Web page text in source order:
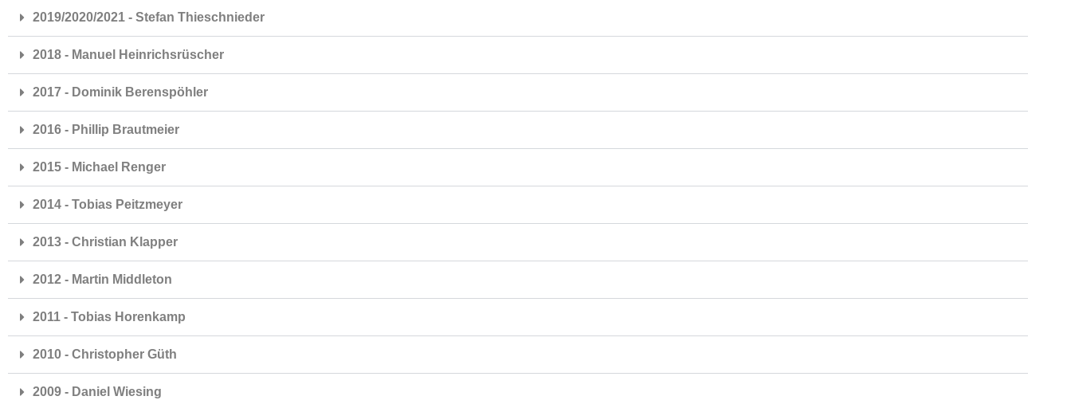
2019/2020/2021 - Stefan Thieschnieder
2018 - Manuel Heinrichsrüscher
2017 - Dominik Berenspöhler
2016 - Phillip Brautmeier
2015 - Michael Renger
2014 - Tobias Peitzmeyer
2013 - Christian Klapper
2012 - Martin Middleton
2011 - Tobias Horenkamp
2010 - Christopher Güth
2009 - Daniel Wiesing